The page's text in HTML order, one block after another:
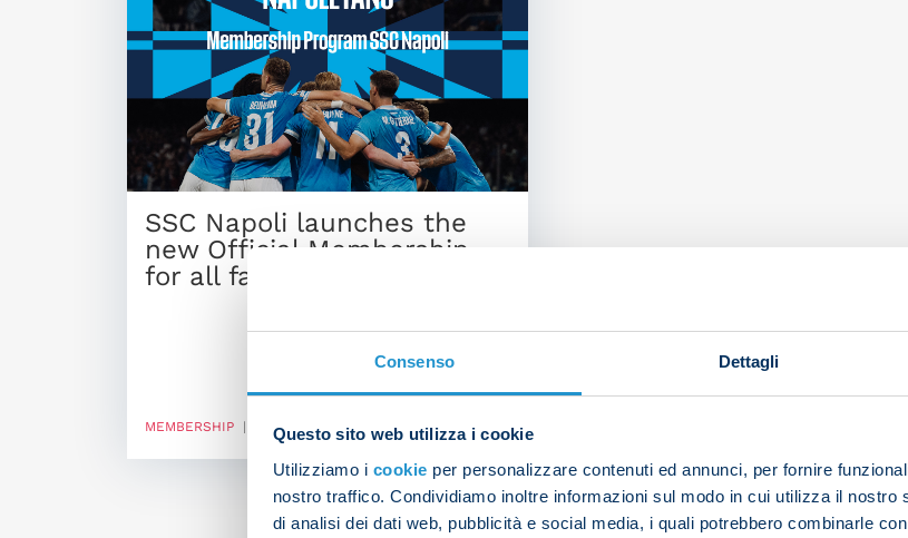
Consenso Dettagli
Questo sito web utilizza i cookie
Utilizziamo i cookie per personalizzare contenuti ed annunci, per fornire
nostro traffico. Condividiamo inoltre informazioni sul modo in cui utilizza il
di analisi dei dati web, pubblicità e social media, i quali potrebbero combinarle
SSC Napoli launches the
new Official Membership
for all fans
MEMBERSHIP | 31/10/2025